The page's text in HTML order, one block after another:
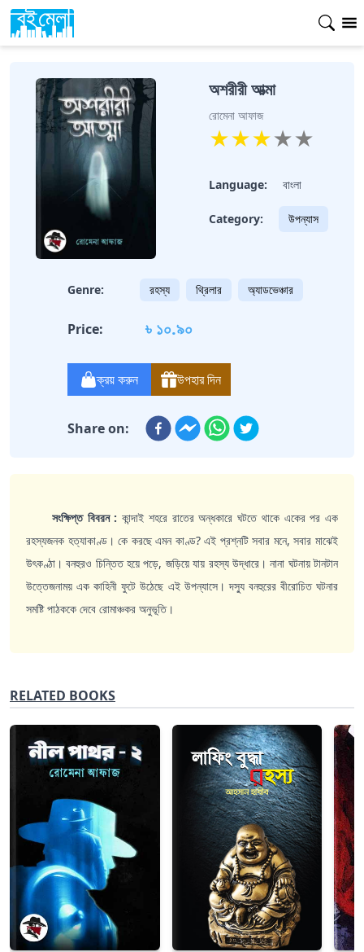
অশরীরী আত্মা
রোমেনা আফাজ
★★★★★
Language: বাংলা
Category: উপন্যাস
Genre: রহস্য থ্রিলার অ্যাডভেঞ্চার
Price: ৳ ১০.৯০
ক্রয় করুন উপহার দিন
Share on:
সংক্ষিপ্ত বিবরন : কান্দাই শহরে রাতের অন্ধকারে ঘটতে থাকে একের পর এক
রহস্যজনক হত্যাকাণ্ড। কে করছে এমন কাণ্ড? এই প্রশ্নটি সবার মনে, সবার মাঝেই
উৎকণ্ঠা। বনহুরও চিন্তিত হয়ে পড়ে, জড়িয়ে যায় রহস্য উদ্ধারে। নানা ঘটনায় টানটান
উত্তেজনাময় এক কাহিনী ফুটে উঠেছে এই উপন্যাসে। দস্যু বনহুরের বীরোচিত ঘটনার
সমষ্টি পাঠককে দেবে রোমাঞ্চকর অনুভূতি।
RELATED BOOKS